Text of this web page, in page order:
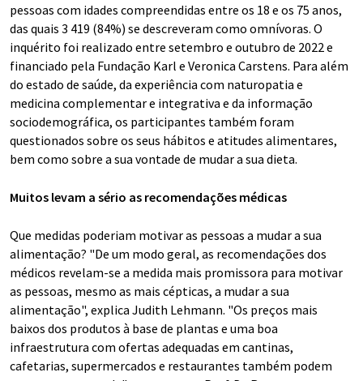
pessoas com idades compreendidas entre os 18 e os 75 anos,
das quais 3 419 (84%) se descreveram como omnívoras. O
inquérito foi realizado entre setembro e outubro de 2022 e
financiado pela Fundação Karl e Veronica Carstens. Para além
do estado de saúde, da experiência com naturopatia e
medicina complementar e integrativa e da informação
sociodemográfica, os participantes também foram
questionados sobre os seus hábitos e atitudes alimentares,
bem como sobre a sua vontade de mudar a sua dieta.
Muitos levam a sério as recomendações médicas
Que medidas poderiam motivar as pessoas a mudar a sua
alimentação? "De um modo geral, as recomendações dos
médicos revelam-se a medida mais promissora para motivar
as pessoas, mesmo as mais cépticas, a mudar a sua
alimentação", explica Judith Lehmann. "Os preços mais
baixos dos produtos à base de plantas e uma boa
infraestrutura com ofertas adequadas em cantinas,
cafetarias, supermercados e restaurantes também podem